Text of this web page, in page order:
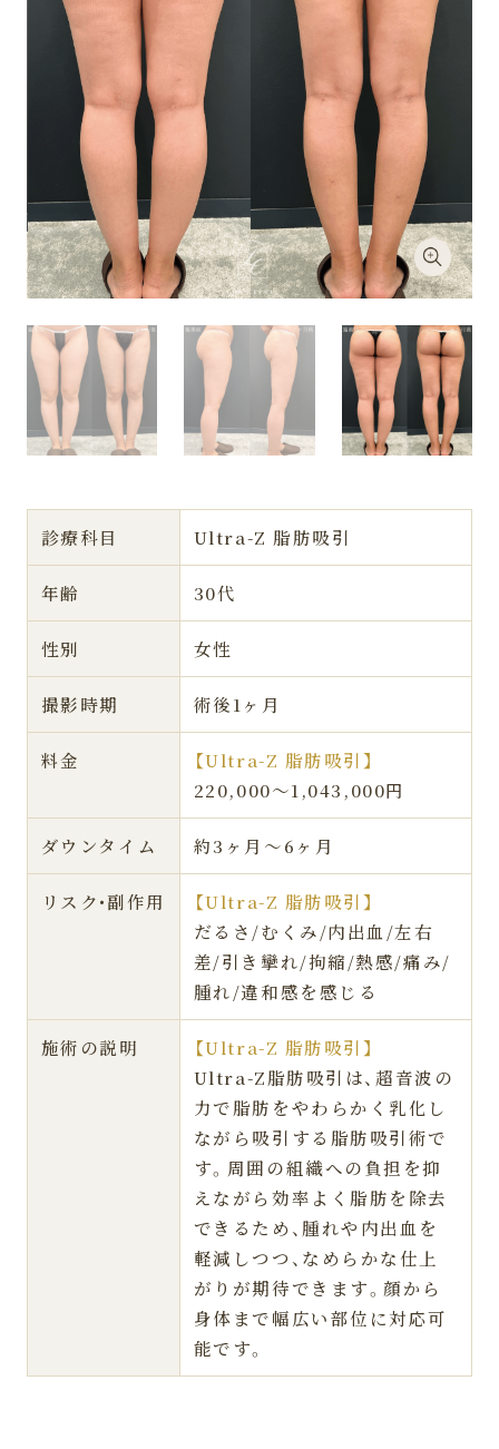
診療科目 Ultra-Z 脂肪吸引
年齢 30代
性別 女性
撮影時期 術後1ヶ月
料金
【Ultra-Z 脂肪吸引】
220,000〜1,043,000円
ダウンタイム 約3ヶ月〜6ヶ月
リスク•副作用
【Ultra-Z 脂肪吸引】
だるさ/むくみ/内出血/左右
差/引き攣れ/拘縮/熱感/痛み/
腫れ/違和感を感じる
施術の説明
【Ultra-Z 脂肪吸引】
Ultra-Z脂肪吸引は、超音波の
力で脂肪をやわらかく乳化し
ながら吸引する脂肪吸引術で
す。周囲の組織への負担を抑
えながら効率よく脂肪を除去
できるため、腫れや内出血を
軽減しつつ、なめらかな仕上
がりが期待できます。顔から
身体まで幅広い部位に対応可
能です。